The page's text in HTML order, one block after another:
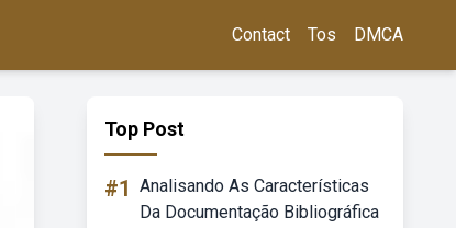
Contact Tos DMCA
Top Post
#1 Analisando As Características
Da Documentação Bibliográfica